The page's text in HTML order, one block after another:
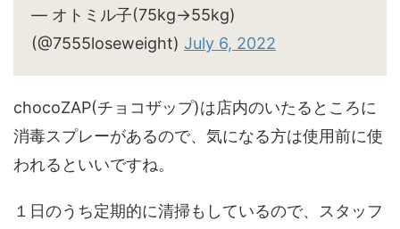
— オトミル子(75kg→55kg)
(@7555loseweight) July 6, 2022
chocoZAP(チョコザップ)は店内のいたるところに
消毒スプレーがあるので、気になる方は使用前に使
われるといいですね。
１日のうち定期的に清掃もしているので、スタッフ